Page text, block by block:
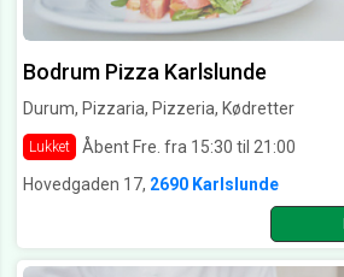
Bodrum Pizza Karlslunde
Durum, Pizzaria, Pizzeria, Kødretter
Lukket Åbent Fre. fra 15:30 til 21:00
Hovedgaden 17, 2690 Karlslunde